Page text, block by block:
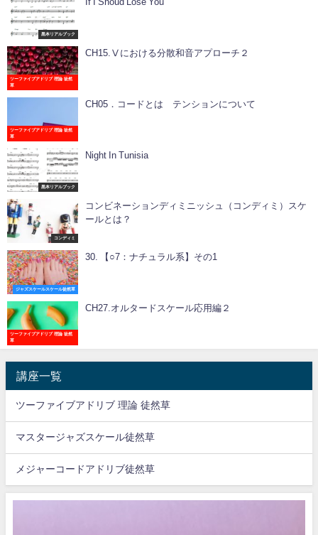
黒本リアルブック
If I Shoud Lose You
ツーファイブアドリブ 理論 徒然
草
CH15.Ⅴにおける分散和音アプローチ２
ツーファイブアドリブ 理論 徒然
草
CH05．コードとは テンションについて
黒本リアルブック
Night In Tunisia
コンディミ
コンビネーションディミニッシュ（コンディミ）スケ
ールとは？
ジャズスケールスケール徒然草
30. 【○7：ナチュラル系】その1
ツーファイブアドリブ 理論 徒然
草
CH27.オルタードスケール応用編２
講座一覧
ツーファイブアドリブ 理論 徒然草
マスタージャズスケール徒然草
メジャーコードアドリブ徒然草